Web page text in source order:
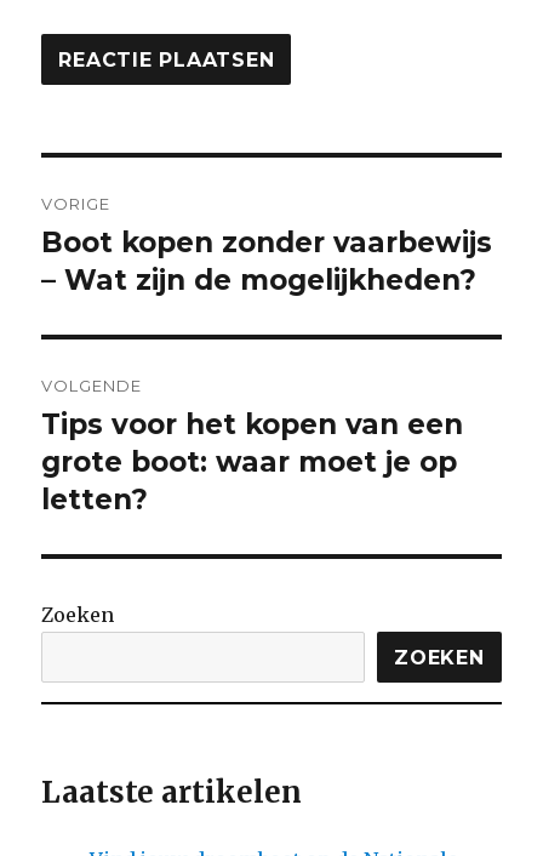
VORIGE
Vorige
bericht:
Boot kopen zonder vaarbewijs
– Wat zijn de mogelijkheden?
VOLGENDE
Volgende
bericht:
Tips voor het kopen van een
grote boot: waar moet je op
letten?
Zoeken
ZOEKEN
Laatste artikelen